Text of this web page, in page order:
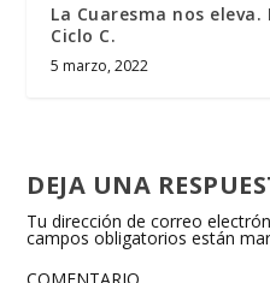
La Cuaresma nos
Ciclo C.
5 marzo, 2022
DEJA UNA
Tu dirección de correo
campos obligatorios están
COMENTARIO